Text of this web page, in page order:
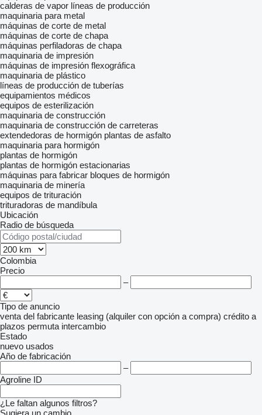
calderas de vapor líneas de producción
maquinaria para metal
máquinas de corte de metal
máquinas de corte de chapa
máquinas perfiladoras de chapa
maquinaria de impresión
máquinas de impresión flexográfica
maquinaria de plástico
líneas de producción de tuberías
equipamientos médicos
equipos de esterilización
maquinaria de construcción
maquinaria de construcción de carreteras
extendedoras de hormigón plantas de asfalto
maquinaria para hormigón
plantas de hormigón
plantas de hormigón estacionarias
máquinas para fabricar bloques de hormigón
maquinaria de minería
equipos de trituración
trituradoras de mandíbula
Ubicación
Radio de búsqueda
Colombia
Precio
–
Tipo de anuncio
venta del fabricante leasing (alquiler con opción a compra) crédito a
plazos permuta intercambio
Estado
nuevo usados
Año de fabricación
–
Agroline ID
¿Le faltan algunos filtros?
Sugiera un cambio